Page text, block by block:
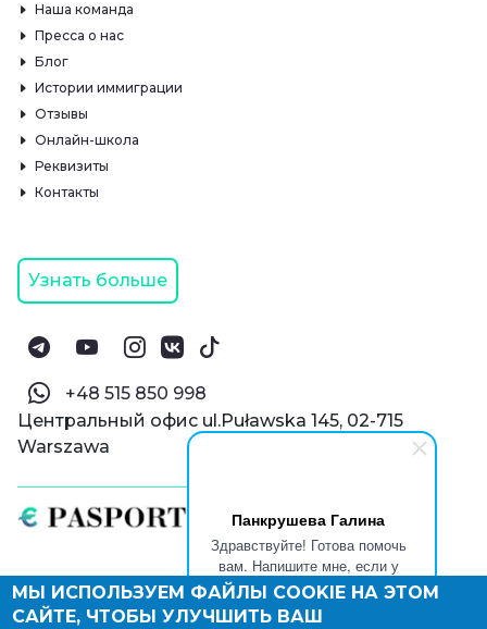
Панкрушева Галина
Здравствуйте! Готова помочь
вам. Напишите мне, если у
вас появятся вопросы.
© Паспорт Онлайн 2019—2026
Политика конфиденциальности
Наша команда
Пресса о нас
Блог
Истории иммиграции
Отзывы
Онлайн-школа
Реквизиты
Контакты
Узнать больше
‪+48 515 850 998‬
Центральный офис ul.Puławska 145, 02-715
Warszawa
МЫ ИСПОЛЬЗУЕМ ФАЙЛЫ COOKIE НА ЭТОМ
САЙТЕ, ЧТОБЫ УЛУЧШИТЬ ВАШ